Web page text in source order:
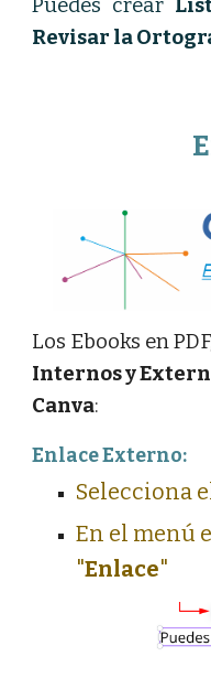
Puedes crear
Revisar la
Los Ebooks en
Internos y
Canva:
Enlace Externo:
Selecciona
En el menú
"Enlace"